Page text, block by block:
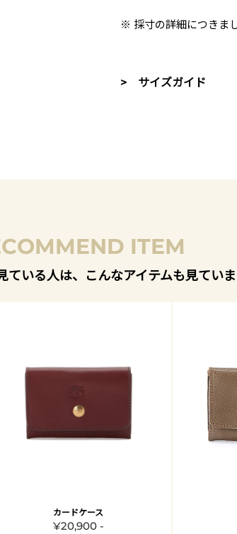
※ 採寸の詳細につきま
> サイズガイド
ITEM
ている人は、こんなアイテムも見てい
カードケース
¥20,900 -